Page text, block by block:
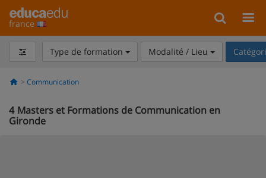
france
Type de formation Modalité / Lieu
Communication
4 Masters et Formations de Communication en
Gironde